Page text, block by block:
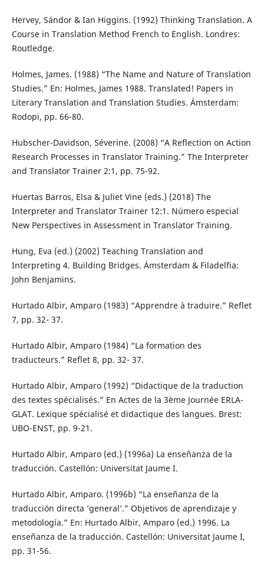
Hervey, Sándor & Ian Higgins. (1992) Thinking Translation. A
Course in Translation Method French to English. Londres:
Routledge.
Holmes, James. (1988) “The Name and Nature of Translation
Studies.” En: Holmes, James 1988. Translated! Papers in
Literary Translation and Translation Studies. Ámsterdam:
Rodopi, pp. 66-80.
Hubscher-Davidson, Séverine. (2008) “A Reflection on Action
Research Processes in Translator Training.” The Interpreter
and Translator Trainer 2:1, pp. 75-92.
Huertas Barros, Elsa & Juliet Vine (eds.) (2018) The
Interpreter and Translator Trainer 12:1. Número especial
New Perspectives in Assessment in Translator Training.
Hung, Eva (ed.) (2002) Teaching Translation and
Interpreting 4. Building Bridges. Ámsterdam & Filadelfia:
John Benjamins.
Hurtado Albir, Amparo (1983) “Apprendre à traduire.” Reflet
7, pp. 32- 37.
Hurtado Albir, Amparo (1984) “La formation des
traducteurs.” Reflet 8, pp. 32- 37.
Hurtado Albir, Amparo (1992) “Didactique de la traduction
des textes spécialisés.” En Actes de la 3ème Journée ERLA-
GLAT. Lexique spécialisé et didactique des langues. Brest:
UBO-ENST, pp. 9-21.
Hurtado Albir, Amparo (ed.) (1996a) La enseñanza de la
traducción. Castellón: Universitat Jaume I.
Hurtado Albir, Amparo. (1996b) “La enseñanza de la
traducción directa ‘general’.” Objetivos de aprendizaje y
metodología.” En: Hurtado Albir, Amparo (ed.) 1996. La
enseñanza de la traducción. Castellón: Universitat Jaume I,
pp. 31-56.